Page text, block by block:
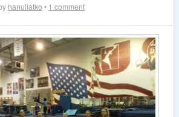
hanuliatko • 1 comment